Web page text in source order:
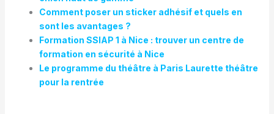
Comment poser un sticker adhésif et quels en
sont les avantages ?
Formation SSIAP 1 à Nice : trouver un centre de
formation en sécurité à Nice
Le programme du théâtre à Paris Laurette théâtre
pour la rentrée